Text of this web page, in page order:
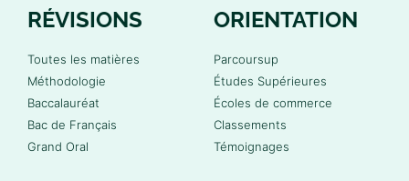
RÉVISIONS
Toutes les matières
Méthodologie
Baccalauréat
Bac de Français
Grand Oral
ORIENTATION
Parcoursup
Études Supérieures
Écoles de commerce
Classements
Témoignages